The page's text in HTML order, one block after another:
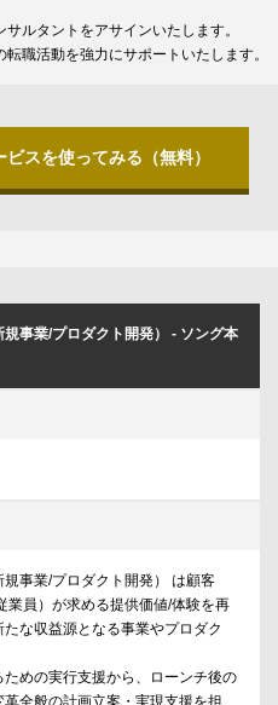
ルタントをアサインいたします。
職活動を強力にサポートいたします。
スを使ってみる（無料）
事業/プロダクト開発） - ソング本
事業/プロダクト開発） は顧客
業員）が求める提供価値/体験を再
な収益源となる事業やプロダク
めの実行支援から、ローンチ後の
全般の計画立案・実現支援を担